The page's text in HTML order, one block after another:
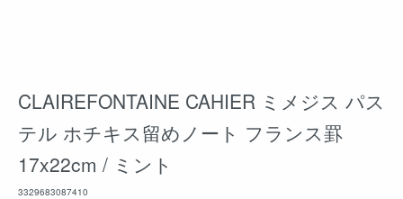
CLAIREFONTAINE CAHIER ミメジス パス
テル ホチキス留めノート フランス罫
17x22cm / ミント
3329683087410